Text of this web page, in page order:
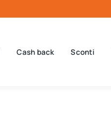
Cash back Sconti